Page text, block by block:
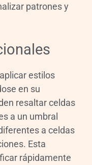
patrones y
estilos
en su
resaltar celdas
a un umbral
a celdas
Esta
rápidamente